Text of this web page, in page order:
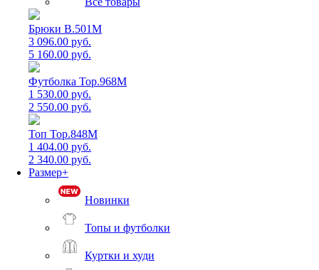
Брюки B.501M
3 096.00 руб.
5 160.00 руб.
Футболка Top.968M
1 530.00 руб.
2 550.00 руб.
Топ Top.848M
1 404.00 руб.
2 340.00 руб.
Размер+
Новинки
Топы и футболки
Куртки и худи